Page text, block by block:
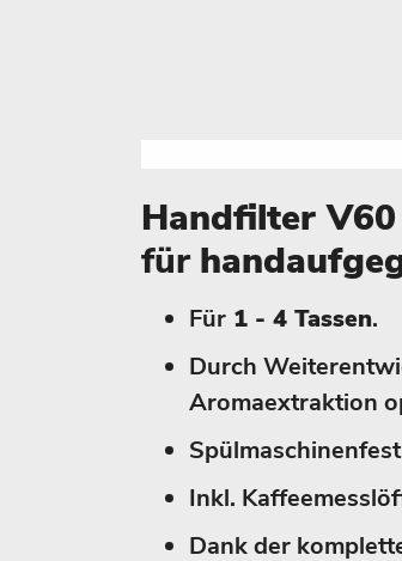
Handfilter V60
für
Für 1 - 4 Tassen.
Durch
Aromaextraktion
Inkl.
Dank der